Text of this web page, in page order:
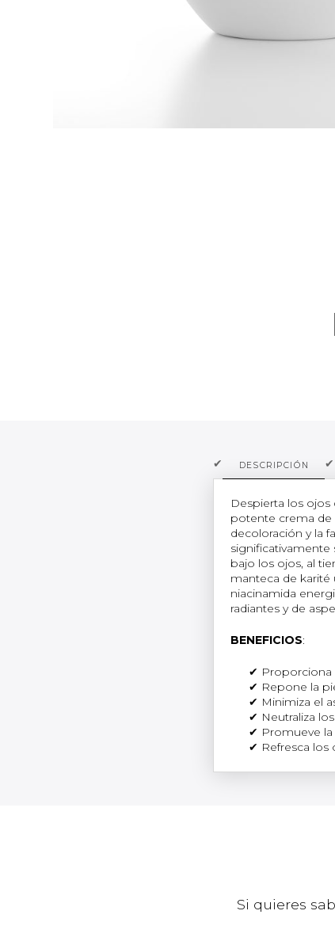
DESCRIPCIÓN
Despierta los ojos
potente crema de
decoloración y la
significativamente
bajo los ojos, al
manteca de karité
niacinamida
radiantes y de
BENEFICIOS:
Proporciona
Repone la
Minimiza el
Neutraliza
Promueve
Refresca los
Si quieres